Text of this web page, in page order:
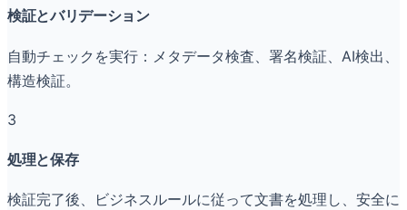
検証とバリデーション
自動チェックを実行：メタデータ検査、署名検証、AI検出、
構造検証。
3
処理と保存
検証完了後、ビジネスルールに従って文書を処理し、安全に